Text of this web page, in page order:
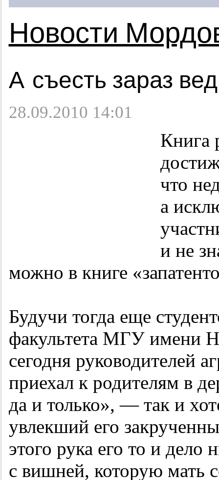
Новости
А съесть зараз
28.09.2010 14:01
Книга
что
а
и не
можно в книге
Будучи тогда еще
факультета МГУ имени
сегодня руководителей
приехал к родителям в
да и только», — так и
увлекший его
этого рука его то и дело
с вишней, которую мать